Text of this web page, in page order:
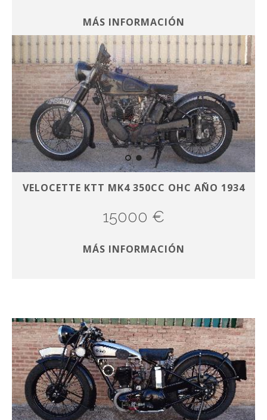
MÁS INFORMACIÓN
VELOCETTE KTT MK4 350CC OHC AÑO 1934
15000 €
MÁS INFORMACIÓN